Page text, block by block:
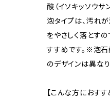
酸（イソキッソウサ
泡タイプは、汚れ
をやさしく落とす
すすめです。※泡石
のデザインは異な
【こんな方におすす